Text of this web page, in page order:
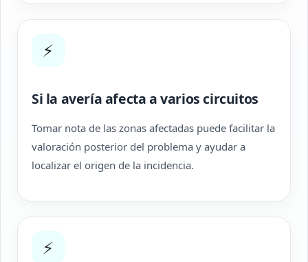
⚡
Si la avería afecta a varios circuitos
Tomar nota de las zonas afectadas puede facilitar la
valoración posterior del problema y ayudar a
localizar el origen de la incidencia.
⚡